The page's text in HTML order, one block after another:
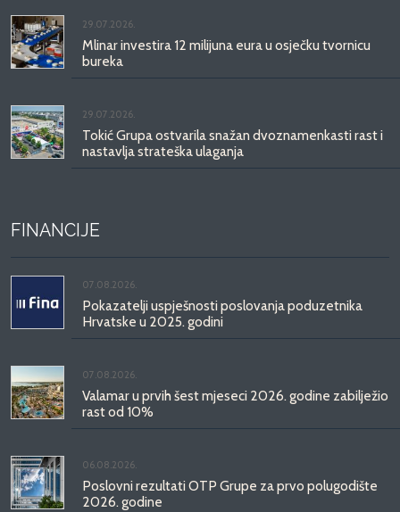
29.07.2026.
Mlinar investira 12 milijuna eura u osječku tvornicu
bureka
29.07.2026.
Tokić Grupa ostvarila snažan dvoznamenkasti rast i
nastavlja strateška ulaganja
FINANCIJE
07.08.2026.
Pokazatelji uspješnosti poslovanja poduzetnika
Hrvatske u 2025. godini
07.08.2026.
Valamar u prvih šest mjeseci 2026. godine zabilježio
rast od 10%
06.08.2026.
Poslovni rezultati OTP Grupe za prvo polugodište
2026. godine